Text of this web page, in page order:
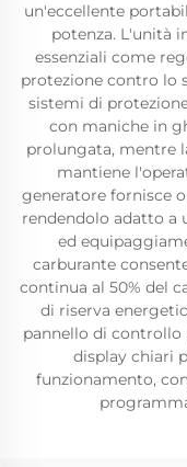
un'eccellente
potenza. L'unità
essenziali come
protezione contro lo
sistemi di
con maniche in
prolungata, mentre
mantiene
generatore fornisce
rendendolo adatto a
ed
carburante
continua al 50% del
di riserva
pannello di controllo
display chiari
funzionamento,